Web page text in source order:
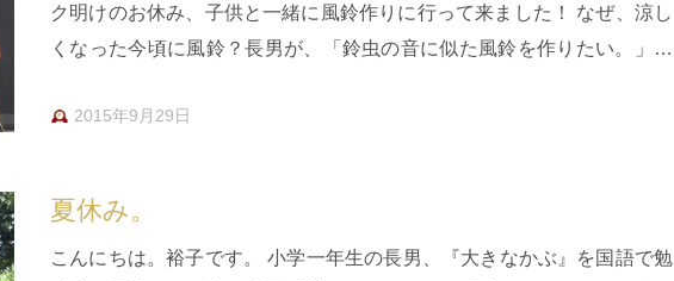
ク明けのお休み、子供と一緒に風鈴作りに行って来ました！ なぜ、涼し
くなった今頃に風鈴？長男が、「鈴虫の音に似た風鈴を作りたい。」と
2015年9月29日
夏休み。
こんにちは。裕子です。 小学一年生の長男、『大きなかぶ』を国語で勉